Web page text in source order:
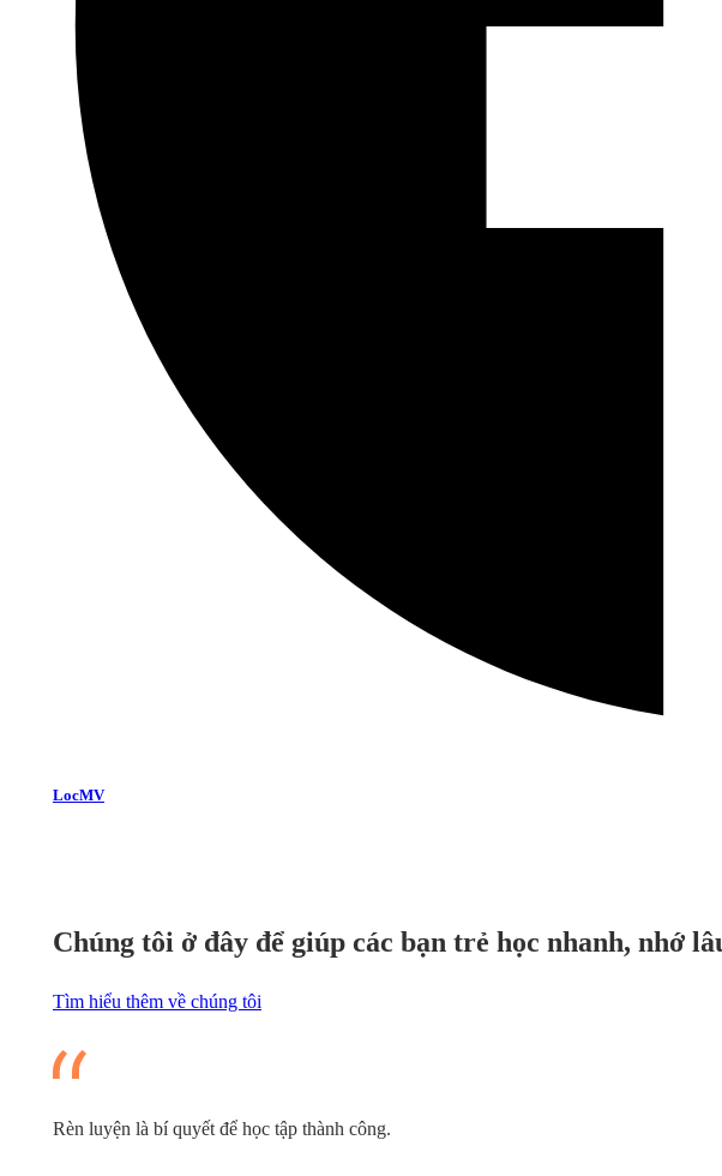
LocMV
Chúng tôi ở đây để giúp các bạn trẻ học nhanh, nhớ
Tìm hiểu thêm về chúng tôi
Rèn luyện là bí quyết để học tập thành công.